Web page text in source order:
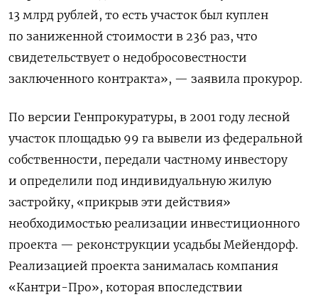
13 млрд рублей, то есть участок был куплен
по заниженной стоимости в 236 раз, что
свидетельствует о недобросовестности
заключенного контракта», — заявила прокурор.
По версии Генпрокуратуры, в 2001 году лесной
участок площадью 99 га вывели из федеральной
собственности, передали частному инвестору
и определили под индивидуальную жилую
застройку, «прикрыв эти действия»
необходимостью реализации инвестиционного
проекта — реконструкции усадьбы Мейендорф.
Реализацией проекта занималась компания
«Кантри-Про», которая впоследствии